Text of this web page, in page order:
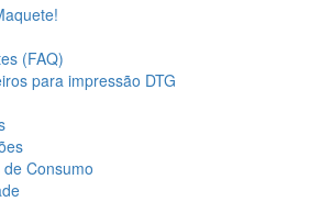
(FAQ)
para impressão DTG
Consumo